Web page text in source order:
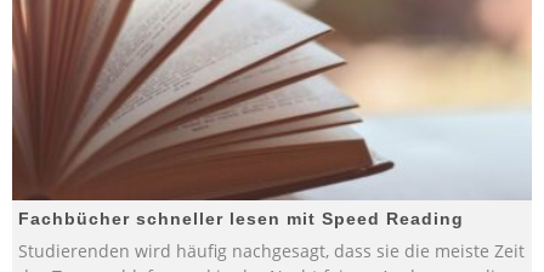
Fachbücher schneller lesen mit Speed Reading
Studierenden wird häufig nachgesagt, dass sie die meiste Zeit